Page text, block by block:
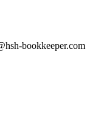
bookkeeper.com